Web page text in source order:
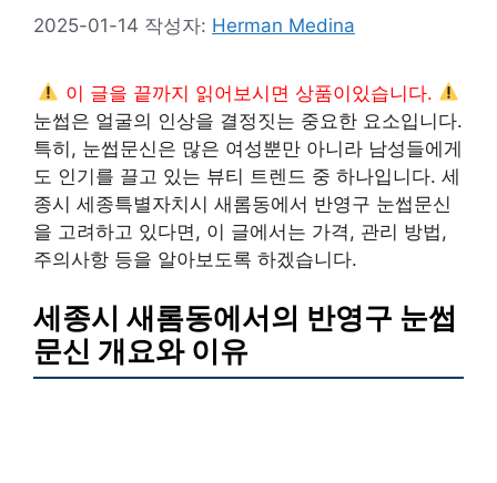
2025-01-14 작성자: Herman Medina
이 글을 끝까지 읽어보시면 상품이있습니다.
눈썹은 얼굴의 인상을 결정짓는 중요한 요소입니다.
특히, 눈썹문신은 많은 여성뿐만 아니라 남성들에게
도 인기를 끌고 있는 뷰티 트렌드 중 하나입니다. 세
종시 세종특별자치시 새롬동에서 반영구 눈썹문신
을 고려하고 있다면, 이 글에서는 가격, 관리 방법,
주의사항 등을 알아보도록 하겠습니다.
세종시 새롬동에서의 반영구 눈썹
문신 개요와 이유